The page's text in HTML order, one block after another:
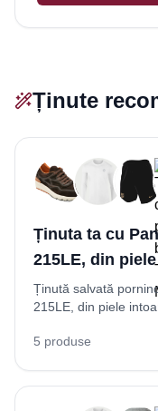
Ținute
Ținuta ta cu
215LE, din
Ținută salvată
215LE, din piele
5 produse